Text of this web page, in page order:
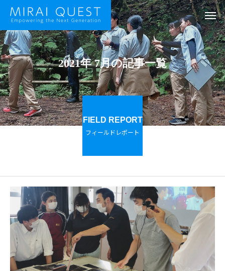
2021年 7月の記事一覧
FIELD REPORT
フィールドレポート